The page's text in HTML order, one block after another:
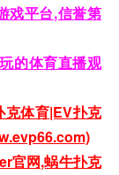
戏平台,信誉第
的体育直播观
克体育|EV扑克
官网,蜗牛扑克